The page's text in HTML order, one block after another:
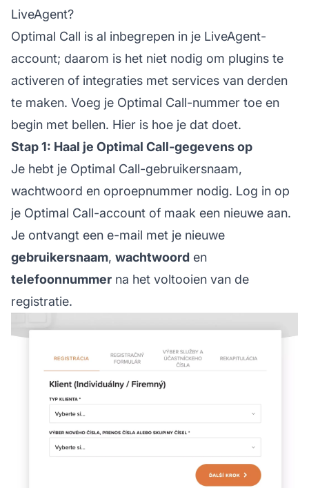
LiveAgent?
Optimal Call is al inbegrepen in je LiveAgent-
account; daarom is het niet nodig om plugins te
activeren of integraties met services van derden
te maken. Voeg je Optimal Call-nummer toe en
begin met bellen. Hier is hoe je dat doet.
Stap 1: Haal je Optimal Call-gegevens op
Je hebt je Optimal Call-gebruikersnaam,
wachtwoord en oproepnummer nodig. Log in op
je Optimal Call-account of maak een nieuwe aan.
Je ontvangt een e-mail met je nieuwe
gebruikersnaam, wachtwoord en
telefoonnummer na het voltooien van de
registratie.